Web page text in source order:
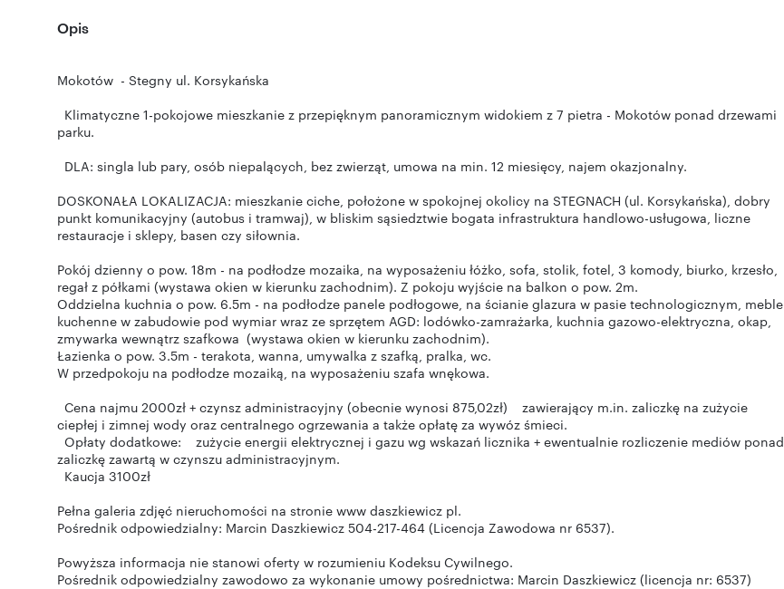
Opis
Mokotów - Stegny ul. Korsykańska
Klimatyczne 1-pokojowe mieszkanie z przepięknym panoramicznym widokiem z 7 pietra - Mokotów ponad drzewami
parku.
DLA: singla lub pary, osób niepalących, bez zwierząt, umowa na min. 12 miesięcy, najem okazjonalny.
DOSKONAŁA LOKALIZACJA: mieszkanie ciche, położone w spokojnej okolicy na STEGNACH (ul. Korsykańska), dobry
punkt komunikacyjny (autobus i tramwaj), w bliskim sąsiedztwie bogata infrastruktura handlowo-usługowa, liczne
restauracje i sklepy, basen czy siłownia.
Pokój dzienny o pow. 18m - na podłodze mozaika, na wyposażeniu łóżko, sofa, stolik, fotel, 3 komody, biurko, krzesło,
regał z półkami (wystawa okien w kierunku zachodnim). Z pokoju wyjście na balkon o pow. 2m.
Oddzielna kuchnia o pow. 6.5m - na podłodze panele podłogowe, na ścianie glazura w pasie technologicznym, meble
kuchenne w zabudowie pod wymiar wraz ze sprzętem AGD: lodówko-zamrażarka, kuchnia gazowo-elektryczna, okap,
zmywarka wewnątrz szafkowa (wystawa okien w kierunku zachodnim).
Łazienka o pow. 3.5m - terakota, wanna, umywalka z szafką, pralka, wc.
W przedpokoju na podłodze mozaiką, na wyposażeniu szafa wnękowa.
Cena najmu 2000zł + czynsz administracyjny (obecnie wynosi 875,02zł) zawierający m.in. zaliczkę na zużycie
ciepłej i zimnej wody oraz centralnego ogrzewania a także opłatę za wywóz śmieci.
Opłaty dodatkowe: zużycie energii elektrycznej i gazu wg wskazań licznika + ewentualnie rozliczenie mediów ponad
zaliczkę zawartą w czynszu administracyjnym.
Kaucja 3100zł
Pełna galeria zdjęć nieruchomości na stronie www daszkiewicz pl.
Pośrednik odpowiedzialny: Marcin Daszkiewicz 504-217-464 (Licencja Zawodowa nr 6537).
Powyższa informacja nie stanowi oferty w rozumieniu Kodeksu Cywilnego.
Pośrednik odpowiedzialny zawodowo za wykonanie umowy pośrednictwa: Marcin Daszkiewicz (licencja nr: 6537)